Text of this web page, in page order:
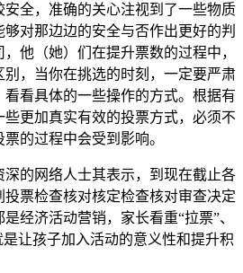
全，准确的关心注视到了一些物质
对那边边的安全与否作出更好的判
他（她）们在提升票数的过程中，
，当你在挑选的时刻，一定要严肃
看具体的一些操作的方式。根据有
更加真实有效的投票方式，必须不
的过程中会受到影响。
的网络人士其表示，到现在截止各
票检查核对核定检查核对审查决定
经济活动营销，家长看重“拉票”、
让孩子加入活动的意义性和提升积